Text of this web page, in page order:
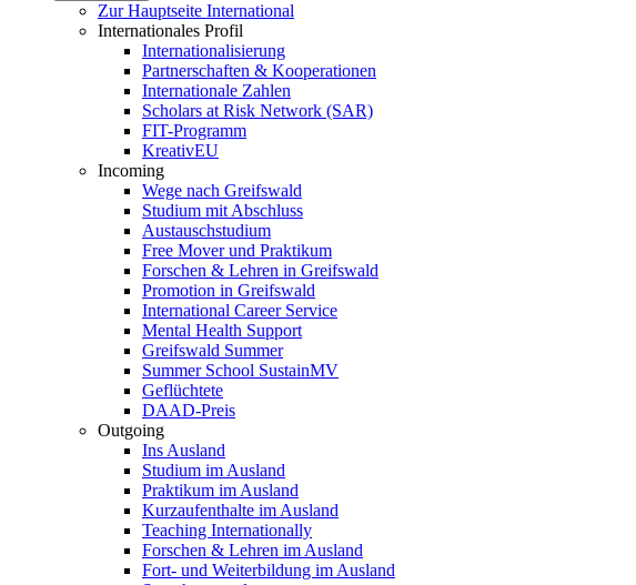
Zur Hauptseite International
Internationales Profil
Internationalisierung
Partnerschaften & Kooperationen
Internationale Zahlen
Scholars at Risk Network (SAR)
FIT-Programm
KreativEU
Incoming
Wege nach Greifswald
Studium mit Abschluss
Austauschstudium
Free Mover und Praktikum
Forschen & Lehren in Greifswald
Promotion in Greifswald
International Career Service
Mental Health Support
Greifswald Summer
Summer School SustainMV
Geflüchtete
DAAD-Preis
Outgoing
Ins Ausland
Studium im Ausland
Praktikum im Ausland
Kurzaufenthalte im Ausland
Teaching Internationally
Forschen & Lehren im Ausland
Fort- und Weiterbildung im Ausland